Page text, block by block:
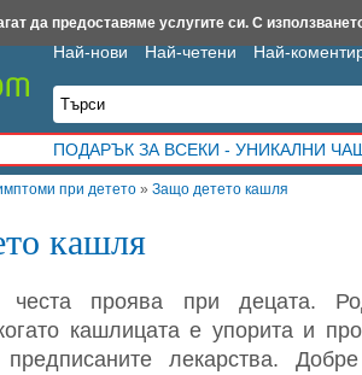
при детето » Защо детето кашля
кашля
проява при децата.
кашлицата е упорита и
предписаните лекарства.
Най-нови Най-четени Най-
ПОДАРЪК ЗА ВСЕКИ - УНИКАЛНИ
Kak-da.com Iztochnik.com BauBau.bg NewAge.bg
да предоставяме услугите си. С